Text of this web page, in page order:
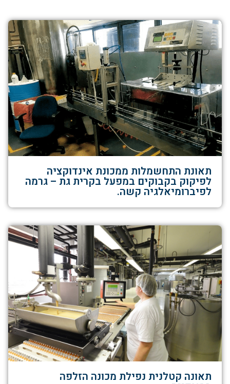
תאונת התחשמלות ממכונת אינדוקציה
לפיקוק בקבוקים במפעל בקרית גת – גרמה
לפיברומיאלגיה קשה.
תאונה קטלנית נפילת מכונה הזלפה